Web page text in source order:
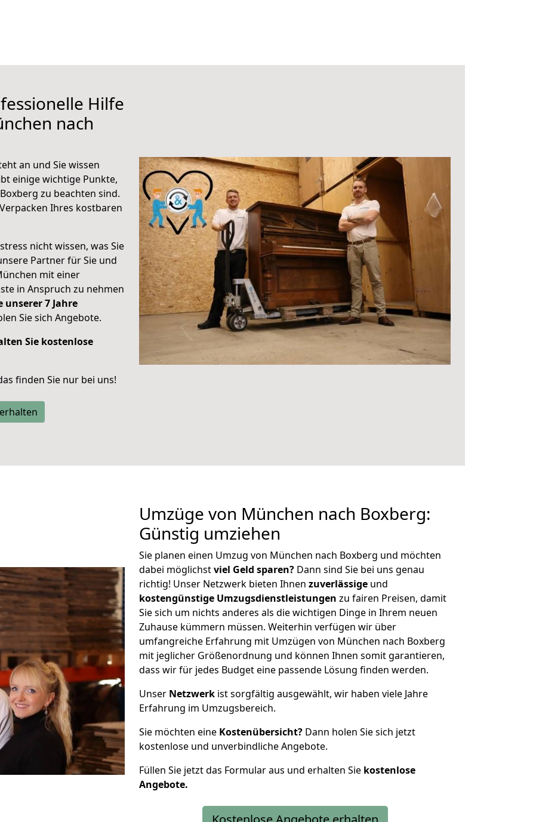
Hilfe
nach
an und Sie wissen
einige wichtige Punkte,
zu beachten sind.
Ihres kostbaren
nicht wissen, was Sie
Partner für Sie und
mit einer
in Anspruch zu nehmen
unserer 7 Jahre
Sie sich Angebote.
Sie kostenlose
finden Sie nur bei uns!
Umzüge von München nach Boxberg:
Günstig umziehen
Sie planen einen Umzug von München nach Boxberg und möchten
dabei möglichstviel Geld sparen? Dann sind Sie bei uns genau
richtig! Unser Netzwerk bieten Ihnen zuverlässige und
kostengünstige Umzugsdienstleistungen zu fairen Preisen, damit
Sie sich um nichts anderes als die wichtigen Dinge in Ihrem neuen
Zuhause kümmern müssen. Weiterhin verfügen wir über
umfangreiche Erfahrung mit Umzügen von München nach Boxberg
mit jeglicher Größenordnung und können Ihnen somit garantieren,
dass wir für jedes Budget eine passende Lösung finden werden.
Unser Netzwerk ist sorgfältig ausgewählt, wir haben viele Jahre
Erfahrung im Umzugsbereich.
Sie möchten eine Kostenübersicht? Dann holen Sie sich jetzt
kostenlose und unverbindliche Angebote.
Füllen Sie jetzt das Formular aus und erhalten Sie kostenlose
Angebote.